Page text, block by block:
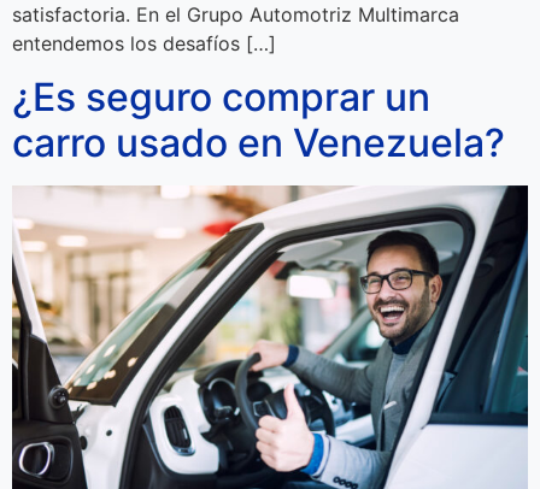
satisfactoria. En el Grupo Automotriz Multimarca
entendemos los desafíos […]
¿Es seguro comprar un
carro usado en Venezuela?